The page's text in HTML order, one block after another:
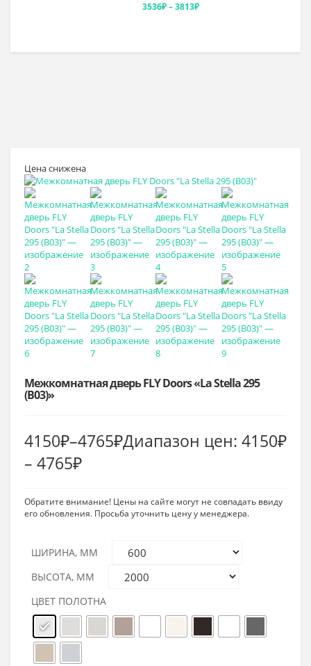
3536₽ – 3813₽
Цена снижена
Межкомнатная дверь FLY Doors «La Stella 295
(B03)»
4150₽–4765₽Диапазон цен: 4150₽
– 4765₽
Обратите внимание! Цены на сайте могут не совпадать ввиду
его обновления. Просьба уточнить цену у менеджера.
ШИРИНА, ММ
ВЫСОТА, ММ
ЦВЕТ ПОЛОТНА